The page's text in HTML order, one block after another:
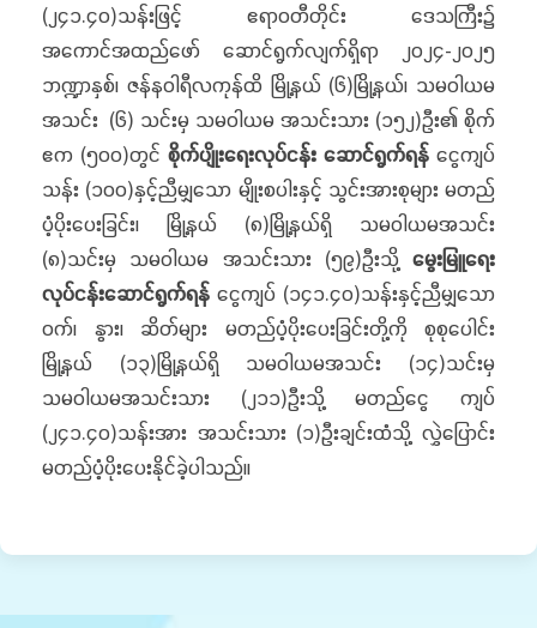
(၂၄၁.၄၀)သန်းဖြင့် ဧရာဝတီတိုင်း ဒေသကြီး၌
အကောင်အထည်ဖော် ဆောင်ရွက်လျက်ရှိရာ ၂၀၂၄-၂၀၂၅
ဘဏ္ဍာနှစ်၊ ဇန်နဝါရီလကုန်ထိ မြို့နယ် (၆)မြို့နယ်၊ သမဝါယမ
အသင်း (၆) သင်းမှ သမဝါယမ အသင်းသား (၁၅၂)ဦး၏ စိုက်
ဧက (၅၀၀)တွင် စိုက်ပျိုးရေးလုပ်ငန်း ဆောင်ရွက်ရန် ငွေကျပ်
သန်း (၁၀၀)နှင့်ညီမျှသော မျိုးစပါးနှင့် သွင်းအားစုများ မတည်
ပံ့ပိုးပေးခြင်း၊ မြို့နယ် (၈)မြို့နယ်ရှိ သမဝါယမအသင်း
(၈)သင်းမှ သမဝါယမ အသင်းသား (၅၉)ဦးသို့ မွေးမြူရေး
လုပ်ငန်းဆောင်ရွက်ရန် ငွေကျပ် (၁၄၁.၄၀)သန်းနှင့်ညီမျှသော
ဝက်၊ နွား၊ ဆိတ်များ မတည်ပံ့ပိုးပေးခြင်းတို့ကို စုစုပေါင်း
မြို့နယ် (၁၃)မြို့နယ်ရှိ သမဝါယမအသင်း (၁၄)သင်းမှ
သမဝါယမအသင်းသား (၂၁၁)ဦးသို့ မတည်ငွေ ကျပ်
(၂၄၁.၄၀)သန်းအား အသင်းသား (၁)ဦးချင်းထံသို့ လွှဲပြောင်း
မတည်ပံ့ပိုးပေးနိုင်ခဲ့ပါသည်။